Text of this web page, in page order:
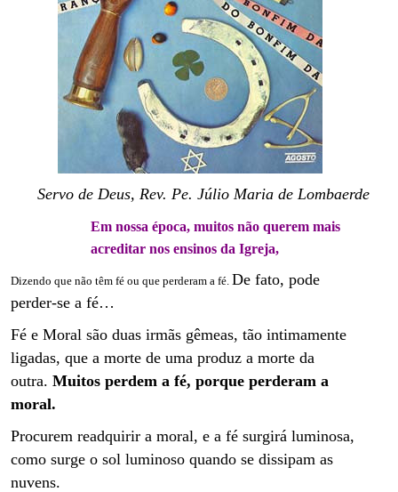
Servo de Deus, Rev. Pe. Júlio Maria de Lombaerde
Em nossa época, muitos não querem mais
acreditar nos ensinos da Igreja,
Dizendo que não têm fé ou que perderam a fé. De fato, pode
perder-se a fé…
Fé e Moral são duas irmãs gêmeas, tão intimamente
ligadas, que a morte de uma produz a morte da
outra. Muitos perdem a fé, porque perderam a
moral.
Procurem readquirir a moral, e a fé surgirá luminosa,
como surge o sol luminoso quando se dissipam as
nuvens.